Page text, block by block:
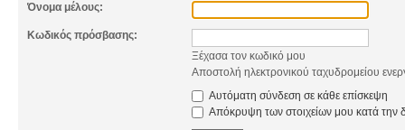
Όνομα μέλους:
Κωδικός πρόσβασης:
Ξέχασα τον κωδικό μου
Αποστολή ηλεκτρονικού ταχυδρομείου
Αυτόματη σύνδεση σε κάθε επίσκεψη
Απόκρυψη των στοιχείων μου κατά την